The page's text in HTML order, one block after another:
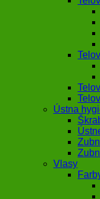
Ústna
Vlasy